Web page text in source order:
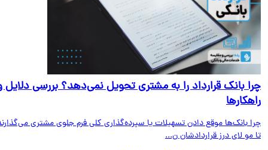
بانک قرارداد را به مشتری تحویل نمی‌دهد؟ بررسی دلایل و
بانک‌ها موقع دادن تسهیلات یا سپرده‌گذاری کلی فرم جلوی مشتری می‌گذارند
مو لای درز قراردادشان ن...